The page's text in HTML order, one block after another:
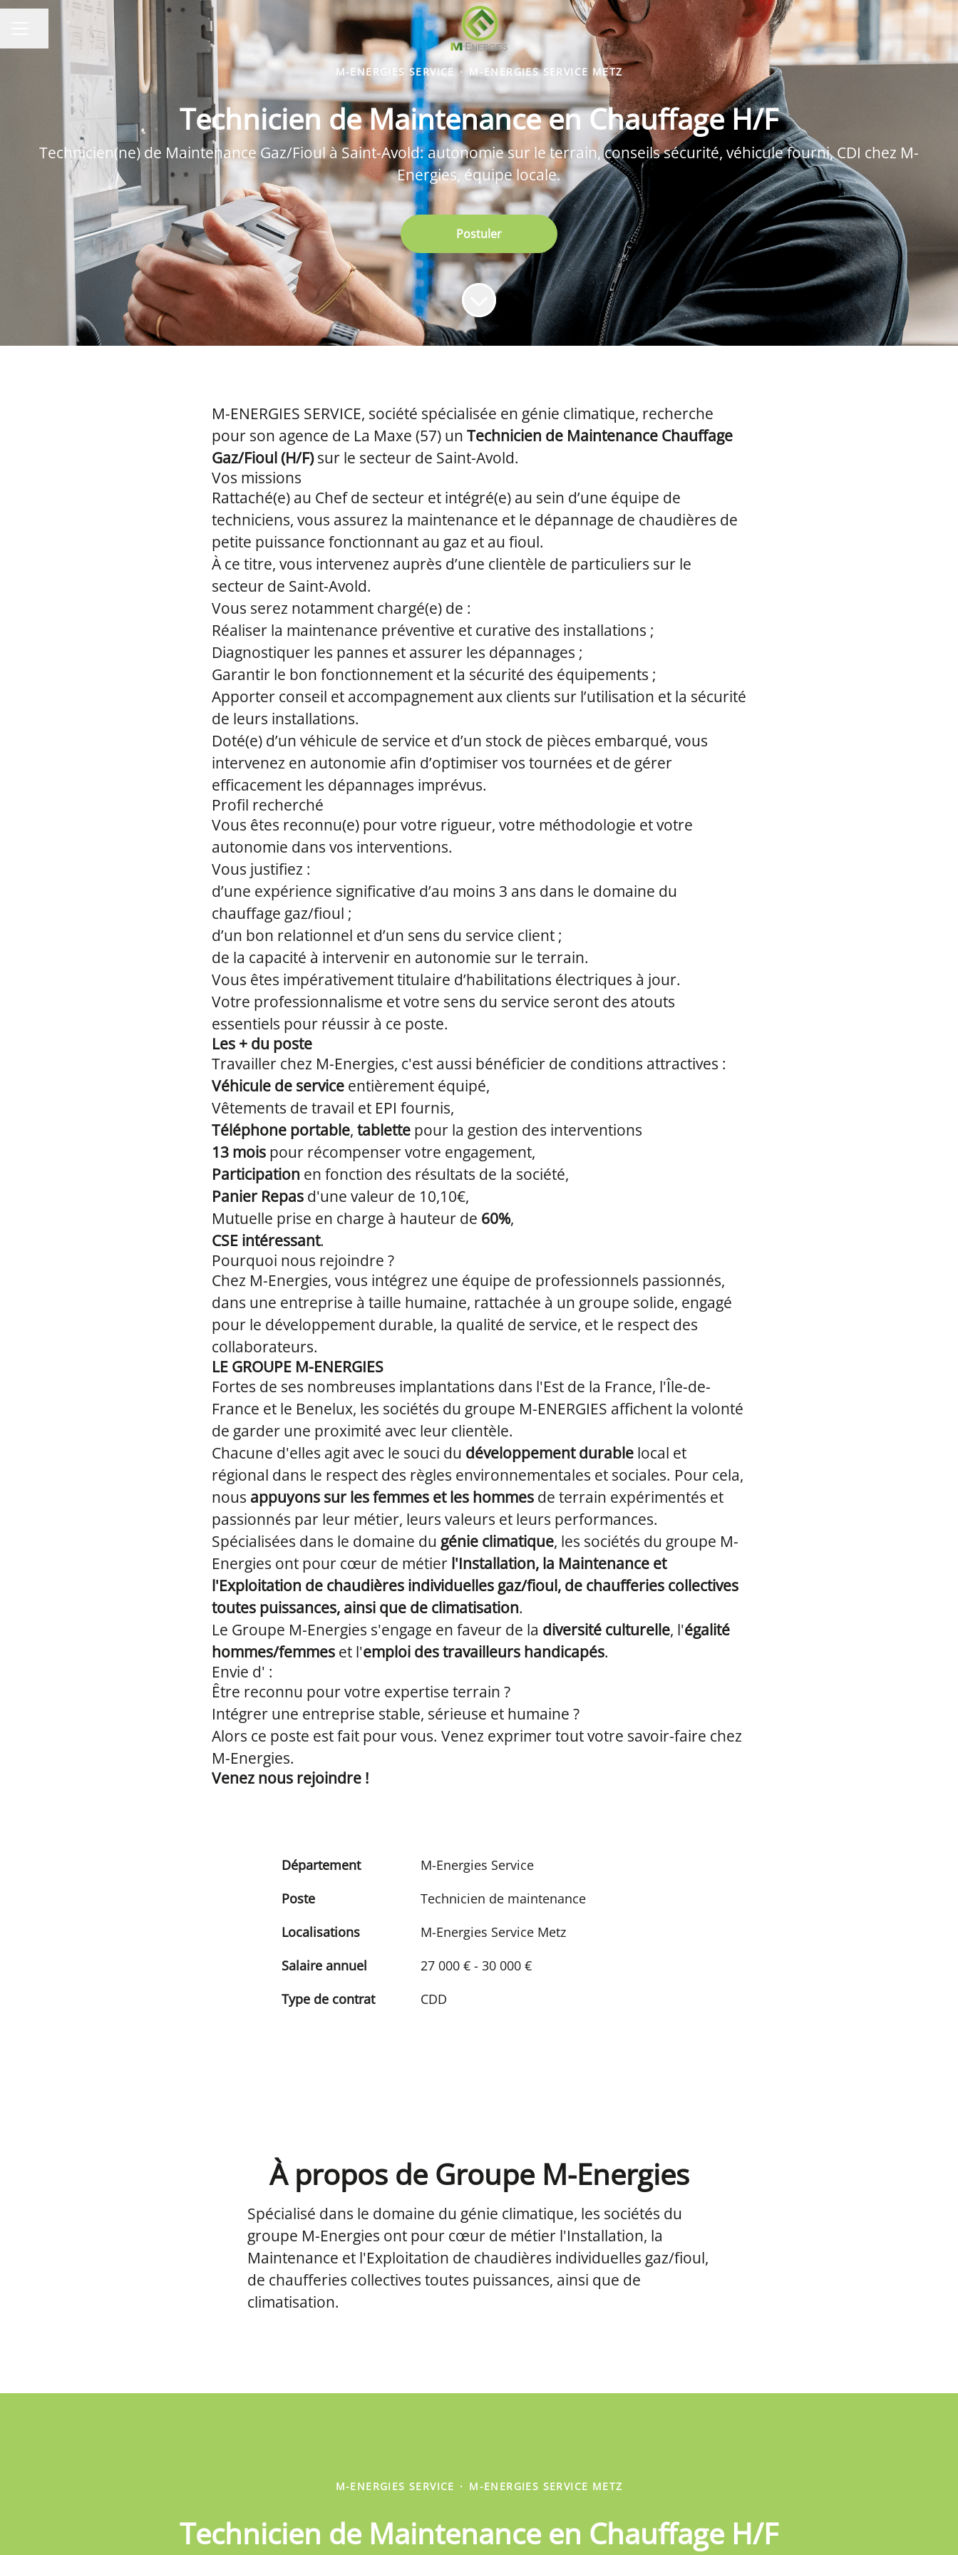
MENU CARRIÈRE
Partager la page
M-ENERGIES SERVICE · M-ENERGIES SERVICE METZ
Technicien de Maintenance en Chauffage H/F
Technicien(ne) de Maintenance Gaz/Fioul à Saint-Avold: autonomie sur le terrain, conseils sécurité, véhicule fourni, CDI chez M-
Energies, équipe locale.
Postuler
M-ENERGIES SERVICE, société spécialisée en génie climatique, recherche
pour son agence de La Maxe (57) un Technicien de Maintenance Chauffage
Gaz/Fioul (H/F)sur le secteur de Saint-Avold.
Vos missions
Rattaché(e) au Chef de secteur et intégré(e) au sein d’une équipe de
techniciens, vous assurez la maintenance et le dépannage de chaudières de
petite puissance fonctionnant au gaz et au fioul.
À ce titre, vous intervenez auprès d’une clientèle de particuliers sur le
secteur de Saint-Avold.
Vous serez notamment chargé(e) de :
Réaliser la maintenance préventive et curative des installations ;
Diagnostiquer les pannes et assurer les dépannages ;
Garantir le bon fonctionnement et la sécurité des équipements ;
Apporter conseil et accompagnement aux clients sur l’utilisation et la sécurité
de leurs installations.
Doté(e) d’un véhicule de service et d’un stock de pièces embarqué, vous
intervenez en autonomie afin d’optimiser vos tournées et de gérer
efficacement les dépannages imprévus.
Profil recherché
Vous êtes reconnu(e) pour votre rigueur, votre méthodologie et votre
autonomie dans vos interventions.
Vous justifiez :
d’une expérience significative d’au moins 3 ans dans le domaine du
chauffage gaz/fioul ;
d’un bon relationnel et d’un sens du service client ;
de la capacité à intervenir en autonomie sur le terrain.
Vous êtes impérativement titulaire d’habilitations électriques à jour.
Votre professionnalisme et votre sens du service seront des atouts
essentiels pour réussir à ce poste.
Les + du poste
Travailler chez M-Energies, c'est aussi bénéficier de conditions attractives :
Véhicule de service entièrement équipé,
Vêtements de travail et EPI fournis,
Téléphone portable, tablette pour la gestion des interventions
13 mois pour récompenser votre engagement,
Participation en fonction des résultats de la société,
Panier Repas d'une valeur de 10,10€,
Mutuelle prise en charge à hauteur de 60%,
CSE intéressant.
Pourquoi nous rejoindre ?
Chez M-Energies, vous intégrez une équipe de professionnels passionnés,
dans une entreprise à taille humaine, rattachée à un groupe solide, engagé
pour le développement durable, la qualité de service, et le respect des
collaborateurs.
LE GROUPE M-ENERGIES
Fortes de ses nombreuses implantations dans l'Est de la France, l'Île-de-
France et le Benelux, les sociétés du groupe M-ENERGIES affichent la volonté
de garder une proximité avec leur clientèle.
Chacune d'elles agit avec le souci du développement durable local et
régional dans le respect des règles environnementales et sociales. Pour cela,
nous appuyons sur les femmes et les hommes de terrain expérimentés et
passionnés par leur métier, leurs valeurs et leurs performances.
Spécialisées dans le domaine du génie climatique, les sociétés du groupe M-
Energies ont pour cœur de métier l'Installation, la Maintenance et
l'Exploitation de chaudières individuelles gaz/fioul, de chaufferies collectives
toutes puissances, ainsi que de climatisation.
Le Groupe M-Energies s'engage en faveur de la diversité culturelle, l'égalité
hommes/femmes et l'emploi des travailleurs handicapés.
Envie d' :
Être reconnu pour votre expertise terrain ?
Intégrer une entreprise stable, sérieuse et humaine ?
Alors ce poste est fait pour vous. Venez exprimer tout votre savoir-faire chez
M-Energies.
Venez nous rejoindre !
Département
M-Energies Service
Poste
Technicien de maintenance
Localisations
M-Energies Service Metz
Salaire annuel
27 000 € - 30 000 €
Type de contrat
CDD
À propos de Groupe M-Energies
Spécialisé dans le domaine du génie climatique, les sociétés du
groupe M-Energies ont pour cœur de métier l'Installation, la
Maintenance et l'Exploitation de chaudières individuelles gaz/fioul,
de chaufferies collectives toutes puissances, ainsi que de
climatisation.
M-ENERGIES SERVICE · M-ENERGIES SERVICE METZ
Technicien de Maintenance en Chauffage H/F